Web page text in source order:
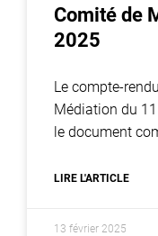
Comité de
2025
Le compte-
Médiation du 11
le document
LIRE L'ARTICLE
13 février 2025